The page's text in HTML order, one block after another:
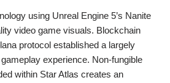
using Unreal Engine 5’s Nanite
video game visuals. Blockchain
protocol established a largely
experience. Non-fungible
within Star Atlas creates an